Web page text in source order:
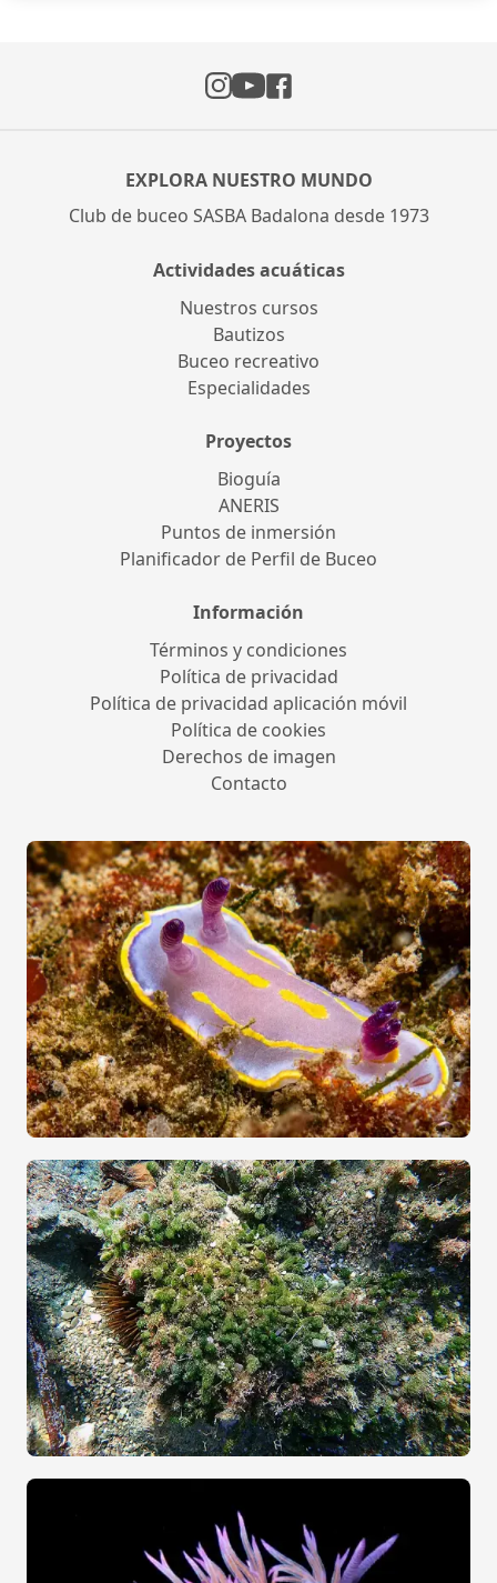
EXPLORA NUESTRO MUNDO
Club de buceo SASBA Badalona desde 1973
Actividades acuáticas
Nuestros cursos
Bautizos
Buceo recreativo
Especialidades
Proyectos
Bioguía
ANERIS
Puntos de inmersión
Planificador de Perfil de Buceo
Información
Términos y condiciones
Política de privacidad
Política de privacidad aplicación móvil
Política de cookies
Derechos de imagen
Contacto